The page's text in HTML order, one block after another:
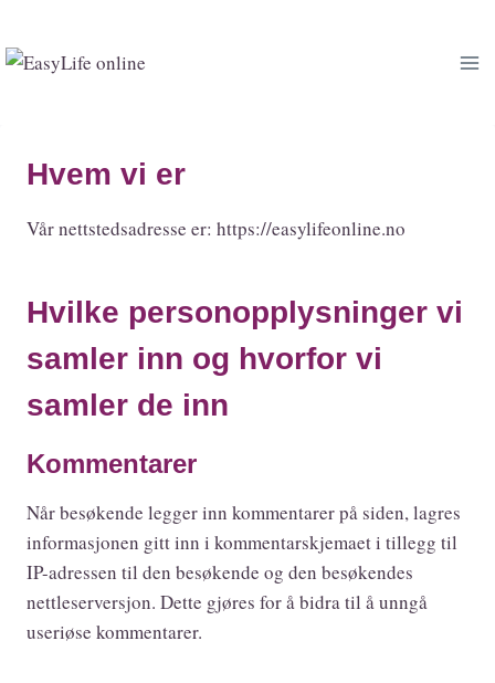
to
content
Hvem vi er
Vår nettstedsadresse er: https://easylifeonline.no
Hvilke personopplysninger vi
samler inn og hvorfor vi
samler de inn
Kommentarer
Når besøkende legger inn kommentarer på siden, lagres
informasjonen gitt inn i kommentarskjemaet i tillegg til
IP-adressen til den besøkende og den besøkendes
nettleserversjon. Dette gjøres for å bidra til å unngå
useriøse kommentarer.